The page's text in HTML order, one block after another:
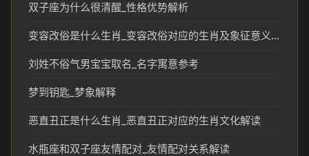
双子座为什么很清醒_性格优势解析
变容改俗是什么生肖_变容改俗对应的生肖及象征意义解析
刘姓不俗气男宝宝取名_名字寓意参考
梦到钥匙_梦象解释
恶直丑正是什么生肖_恶直丑正对应的生肖文化解读
水瓶座和双子座友情配对_友情配对关系解读